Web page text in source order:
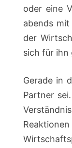
oder eine
abends mit
der
sich für ihn
Gerade in
Partner